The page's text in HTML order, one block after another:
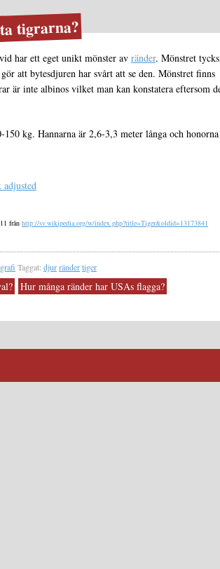
tigrarna?
har ett eget unikt mönster av ränder. Mönstret tycks
att bytesdjuren har svårt att se den. Mönstret finns
är inte albinos vilket man kan konstatera eftersom
kg. Hannarna är 2,6-3,3 meter långa och honorna
från http://sv.wikipedia.org/w/index.php?title=Tiger&oldid=13173841
Taggat: djurrändertiger
Hur många ränder har USAs flagga?